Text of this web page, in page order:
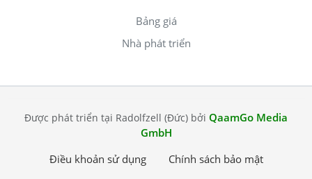
Bảng giá
Nhà phát triển
Được phát triển tại Radolfzell (Đức) bởi QaamGo Media
GmbH
Điều khoản sử dụng
Chính sách bảo mật